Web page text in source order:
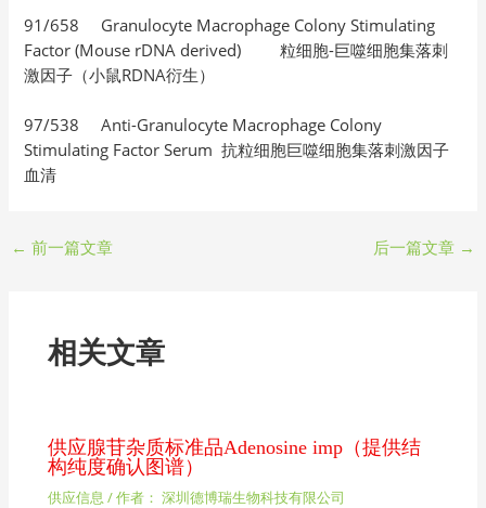
91/658 Granulocyte Macrophage Colony Stimulating
Factor (Mouse rDNA derived) 粒细胞-巨噬细胞集落刺
激因子（小鼠RDNA衍生）
97/538 Anti-Granulocyte Macrophage Colony
Stimulating Factor Serum 抗粒细胞巨噬细胞集落刺激因子
血清
← 前一篇文章 后一篇文章 →
相关文章
供应腺苷杂质标准品Adenosine imp（提供结
构纯度确认图谱）
供应信息 / 作者： 深圳德博瑞生物科技有限公司